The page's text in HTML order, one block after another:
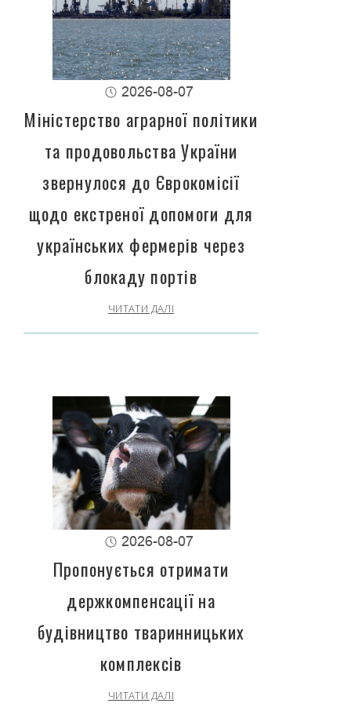
2026-08-07
Міністерство аграрної політики
та продовольства України
звернулося до Єврокомісії
щодо екстреної допомоги для
українських фермерів через
блокаду портів
ЧИТАТИ ДАЛІ
2026-08-07
Пропонується отримати
держкомпенсації на
будівництво тваринницьких
комплексів
ЧИТАТИ ДАЛІ